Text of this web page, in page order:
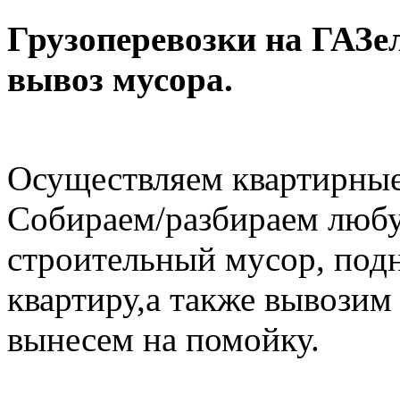
Грузоперевозки на
вывоз мусора.
Осуществляем
Собираем/разбираем
строительный мусор,
квартиру,а также
вынесем на помойку.